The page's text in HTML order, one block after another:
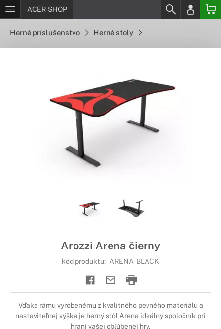
ACER-SHOP
Herné príslušenstvo Herné stoly
Arozzi Arena čierny
kód produktu: ARENA-BLACK
Vďaka rámu vyrobenému z kvalitného pevného materiálu a
nastaviteľnej výške je herný stôl Arena ideálny spoločník pri
hraní vašej obľúbenej hry.